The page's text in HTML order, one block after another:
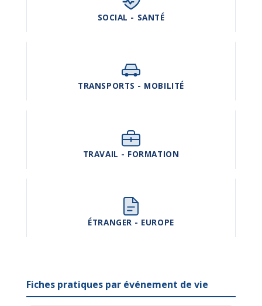
SOCIAL - SANTÉ
TRANSPORTS - MOBILITÉ
TRAVAIL - FORMATION
ÉTRANGER - EUROPE
Fiches pratiques par événement de vie